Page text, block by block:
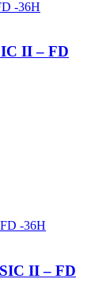
II – FD
II – FD